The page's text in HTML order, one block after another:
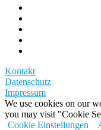
Kontakt
Datenschutz
Impressum
We use cookies on our
you may visit "Cookie
Cookie Einstellungen